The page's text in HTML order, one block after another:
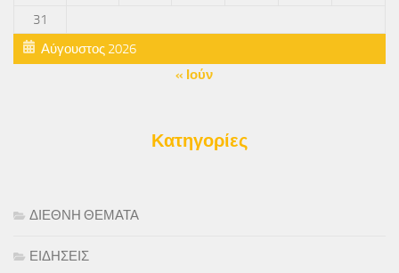
Αύγουστος 2026
31
« Ιούν
Κατηγορίες
ΔΙΕΘΝΗ ΘΕΜΑΤΑ
ΕΙΔΗΣΕΙΣ